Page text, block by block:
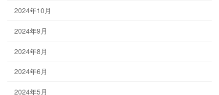
2024年10月
2024年9月
2024年8月
2024年6月
2024年5月